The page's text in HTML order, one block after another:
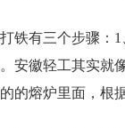
铁有三个步骤：
安徽轻工其实就
的熔炉里面，根